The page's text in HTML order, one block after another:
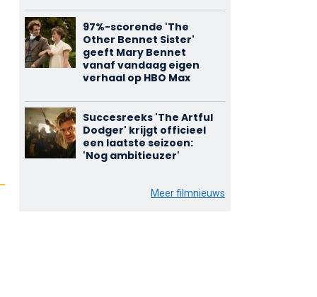
97%-scorende 'The
Other Bennet Sister'
geeft Mary Bennet
vanaf vandaag eigen
verhaal op HBO Max
Succesreeks 'The Artful
Dodger' krijgt officieel
een laatste seizoen:
'Nog ambitieuzer'
Meer filmnieuws